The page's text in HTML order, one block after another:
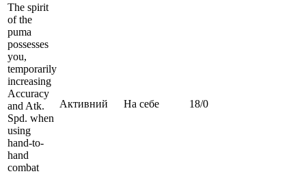
The spirit
of the
puma
possesses
you,
temporarily
increasing
Accuracy
and Atk.
Spd. when
using
hand-to-
hand
combat
Активний На себе 18/0